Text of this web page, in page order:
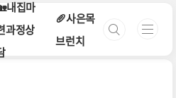
내집마
과정상
🥖사은목
브런치